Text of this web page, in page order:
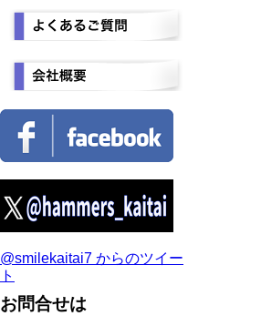
@smilekaitai7 からのツイー
ト
お問合せは